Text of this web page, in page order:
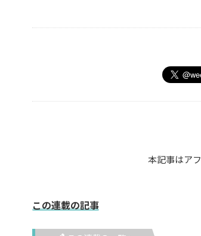
本記事はア
この連載の記事